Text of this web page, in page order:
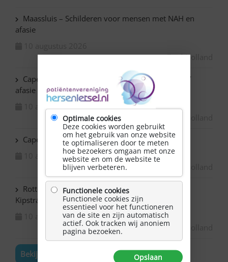
Maassluis – Schilderen voor mensen met NAH en
afasie
Zuid-Holland
Capelle ad IJssel Baronie – Schilderen met NAH /
afasie
10 augustus 2026
Capelle ad IJssel Beemsterhoek – Klaverjassen
10 augustus 2026
Rotterdam Centrum – NAH bijeenkomst in de
Kipstraat
10 augustus 2026
Zuid-Holland
Bekijk de volledige agenda
Optimale cookies
Deze cookies worden gebruikt
om het gebruik van onze website
te optimaliseren door te meten
hoe bezoekers omgaan met onze
website en om de website te
blijven verbeteren.
Functionele cookies
Functionele cookies zijn
essentieel voor het functioneren
van de site en zijn automatisch
actief. Ook tracken wij anoniem
pagina bezoeken.
Opslaan